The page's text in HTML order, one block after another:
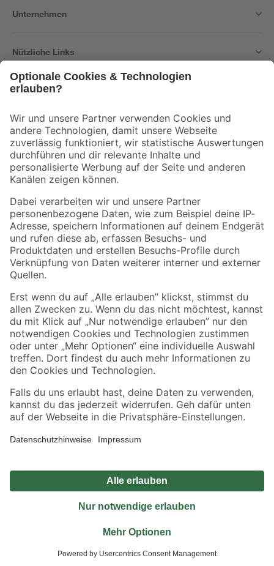
Unternehmen
Nützliche Links
Der toom Newsletter: Keine Angebote und Aktionen mehr verpassen!
Zur Newsletter Anmeldung
Folge uns
Zahlungsarten Versandarten
Sicher einkaufen
Jetzt die toom-App herunterladen
Alle Preisangaben in EUR inkl. gesetzl. MwSt.. Die dargestellten Angebote sind unter
Umständen nicht in allen Märkten verfügbar. Die angegebenen Verfügbarkeiten beziehen
Produkte nur solange der Vorrat reicht.
*Paketversand ab 59 € versandkostenfrei, gilt nicht für Artikel mit Speditionsversand, hier
Privatsphäre Impressum
Nutzungsbedingungen
Widerrufsrecht
Vertrag widerrufen
© 2026 toom Baumarkt GmbH